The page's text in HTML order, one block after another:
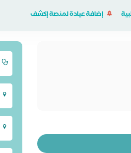
إضافة عيادة لمنصة إكشف